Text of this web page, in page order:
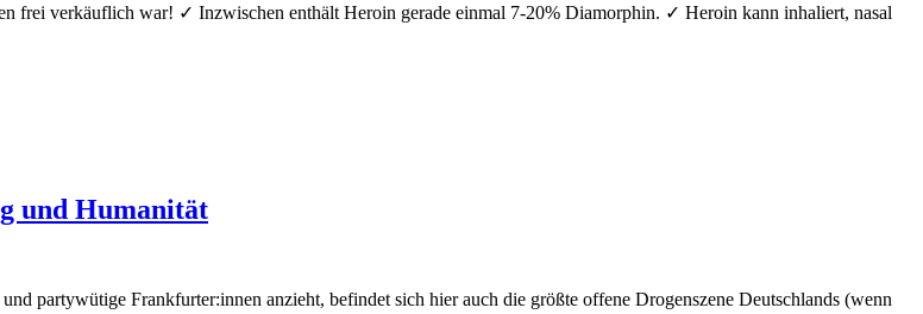
frei verkäuflich war! ✓ Inzwischen enthält Heroin gerade einmal 7-20% Diamorphin. ✓ Heroin kann inhaliert, nasal
und Humanität
partywütige Frankfurter:innen anzieht, befindet sich hier auch die größte offene Drogenszene Deutschlands (wenn